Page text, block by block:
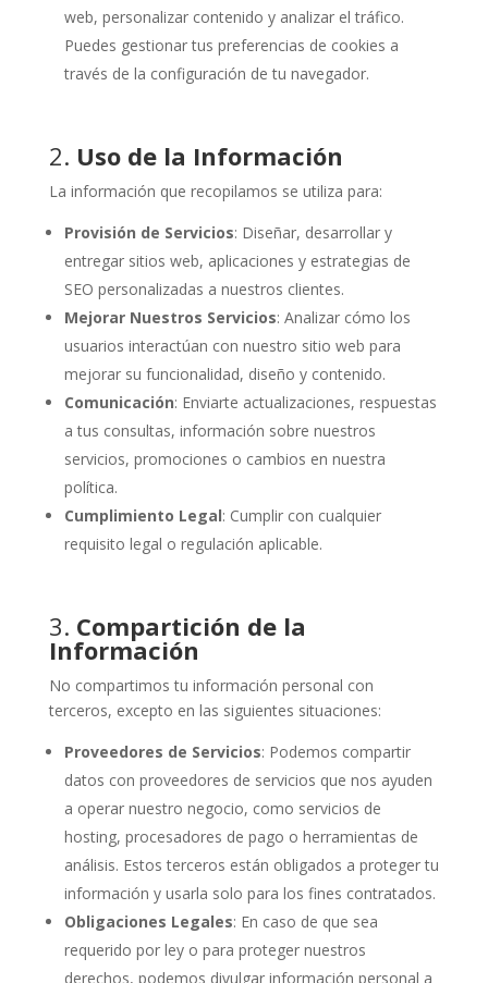
web, personalizar contenido y analizar el tráfico.
Puedes gestionar tus preferencias de cookies a
través de la configuración de tu navegador.
2. Uso de la Información
La información que recopilamos se utiliza para:
Provisión de Servicios: Diseñar, desarrollar y
entregar sitios web, aplicaciones y estrategias de
SEO personalizadas a nuestros clientes.
Mejorar Nuestros Servicios: Analizar cómo los
usuarios interactúan con nuestro sitio web para
mejorar su funcionalidad, diseño y contenido.
Comunicación: Enviarte actualizaciones, respuestas
a tus consultas, información sobre nuestros
servicios, promociones o cambios en nuestra
política.
Cumplimiento Legal: Cumplir con cualquier
requisito legal o regulación aplicable.
3. Compartición de la
Información
No compartimos tu información personal con
terceros, excepto en las siguientes situaciones:
Proveedores de Servicios: Podemos compartir
datos con proveedores de servicios que nos ayuden
a operar nuestro negocio, como servicios de
hosting, procesadores de pago o herramientas de
análisis. Estos terceros están obligados a proteger tu
información y usarla solo para los fines contratados.
Obligaciones Legales: En caso de que sea
requerido por ley o para proteger nuestros
derechos, podemos divulgar información personal a